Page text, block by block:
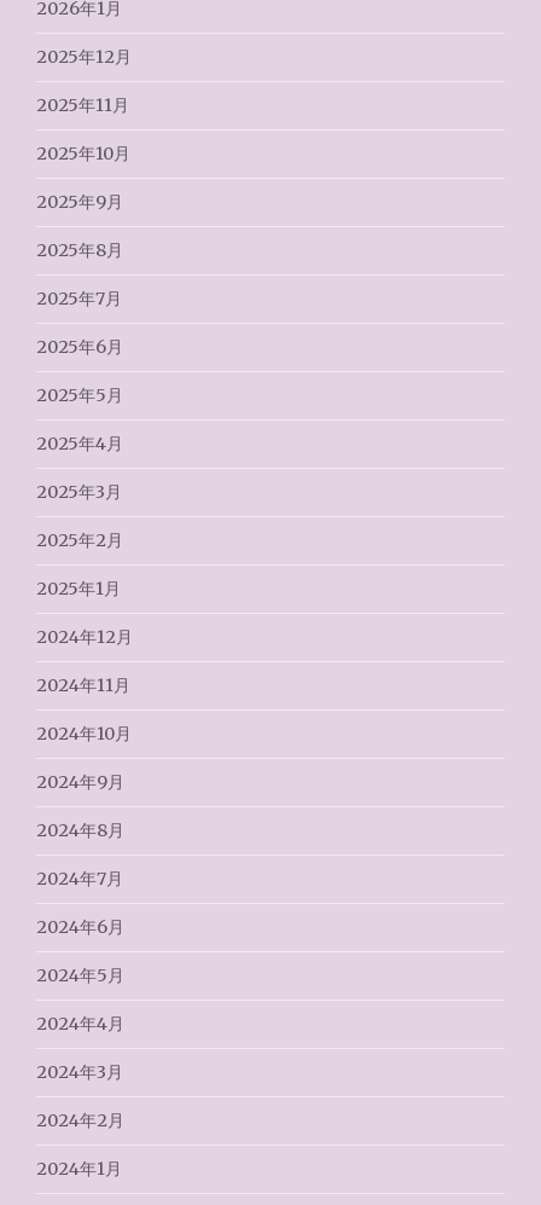
2026年1月
2025年12月
2025年11月
2025年10月
2025年9月
2025年8月
2025年7月
2025年6月
2025年5月
2025年4月
2025年3月
2025年2月
2025年1月
2024年12月
2024年11月
2024年10月
2024年9月
2024年8月
2024年7月
2024年6月
2024年5月
2024年4月
2024年3月
2024年2月
2024年1月